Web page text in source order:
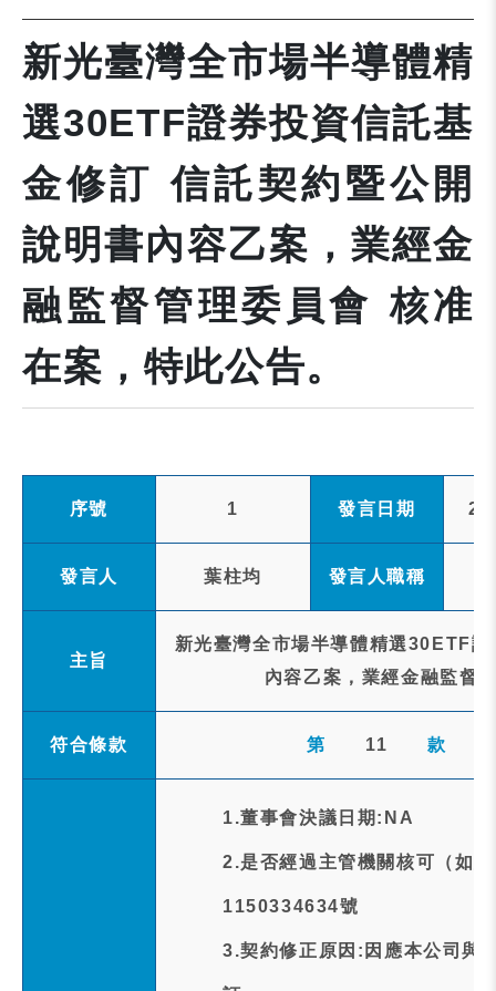
新光臺灣全市場半導體精
選30ETF證券投資信託基
金修訂 信託契約暨公開
說明書內容乙案，業經金
融監督管理委員會 核准
在案，特此公告。
序號 1 發言日期
發言人 葉柱均 發言人職稱
主旨
新光臺灣全市場半導體精選30ETF
內容乙案，業經金融監督
符合條款 第 11 款
1.董事會決議日期:NA
2.是否經過主管機關核可（如
1150334634號
3.契約修正原因:因應本公司與